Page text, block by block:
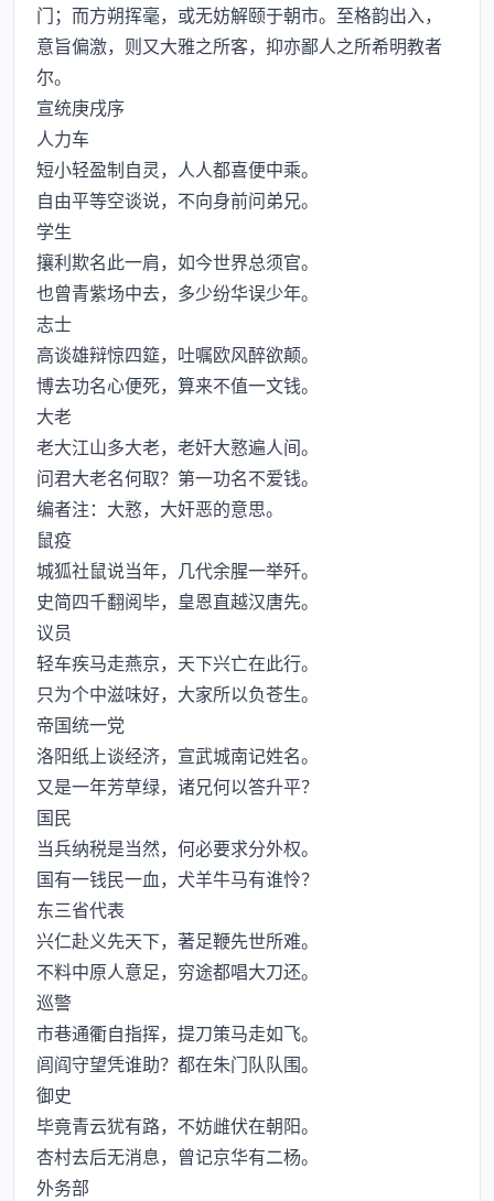
门；而方朔挥毫，或无妨解颐于朝市。至格韵出入，
意旨偏激，则又大雅之所客，抑亦鄙人之所希明教者
尔。
宣统庚戌序
人力车
短小轻盈制自灵，人人都喜便中乘。
自由平等空谈说，不向身前问弟兄。
学生
攘利欺名此一肩，如今世界总须官。
也曾青紫场中去，多少纷华误少年。
志士
高谈雄辩惊四筵，吐嘱欧风醉欲颠。
博去功名心便死，算来不值一文钱。
大老
老大江山多大老，老奸大憝遍人间。
问君大老名何取？第一功名不爱钱。
编者注：大憝，大奸恶的意思。
鼠疫
城狐社鼠说当年，几代余腥一举歼。
史简四千翻阅毕，皇恩直越汉唐先。
议员
轻车疾马走燕京，天下兴亡在此行。
只为个中滋味好，大家所以负苍生。
帝国统一党
洛阳纸上谈经济，宣武城南记姓名。
又是一年芳草绿，诸兄何以答升平？
国民
当兵纳税是当然，何必要求分外权。
国有一钱民一血，犬羊牛马有谁怜？
东三省代表
兴仁赴义先天下，著足鞭先世所难。
不料中原人意足，穷途都唱大刀还。
巡警
市巷通衢自指挥，提刀策马走如飞。
闾阎守望凭谁助？都在朱门队队围。
御史
毕竟青云犹有路，不妨雌伏在朝阳。
杏村去后无消息，曾记京华有二杨。
外务部